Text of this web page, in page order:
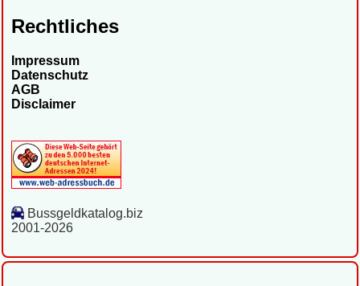
Rechtliches
Impressum
Datenschutz
AGB
Disclaimer
Bussgeldkatalog.biz
2001-2026